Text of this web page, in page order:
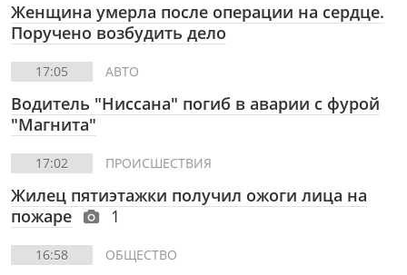
Женщина умерла после операции на сердце.
Поручено возбудить дело
17:05 АВТО
Водитель "Ниссана" погиб в аварии с фурой
"Магнита"
17:02 ПРОИСШЕСТВИЯ
Жилец пятиэтажки получил ожоги лица на
пожаре
1
16:58 ОБЩЕСТВО